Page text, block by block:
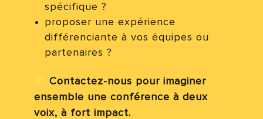
spécifique ?
proposer une expérience
différenciante à vos équipes ou
partenaires ?
Contactez-nous pour imaginer
ensemble une conférence à deux
voix, à fort impact.